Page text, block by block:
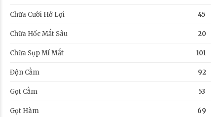
Chữa Cười Hở Lợi 45
Chữa Hốc Mắt Sâu 20
Chữa Sụp Mí Mắt 101
Độn Cằm 92
Gọt Cằm 53
Gọt Hàm 69